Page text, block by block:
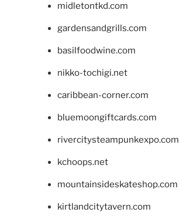
midletontkd.com
gardensandgrills.com
basilfoodwine.com
nikko-tochigi.net
caribbean-corner.com
bluemoongiftcards.com
rivercitysteampunkexpo.com
kchoops.net
mountainsideskateshop.com
kirtlandcitytavern.com